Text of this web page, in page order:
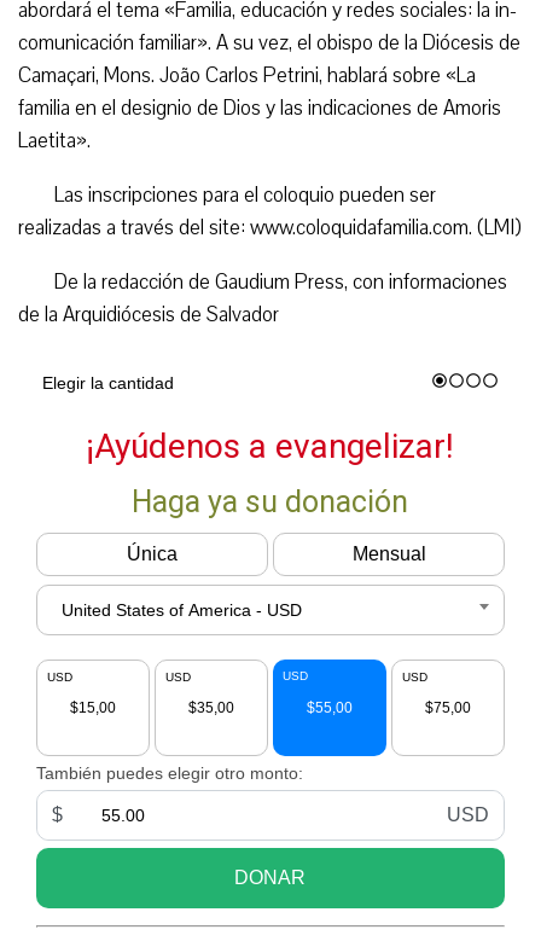
abordará el tema «Familia, educación y redes sociales: la in-
comunicación familiar». A su vez, el obispo de la Diócesis de
Camaçari, Mons. João Carlos Petrini, hablará sobre «La
familia en el designio de Dios y las indicaciones de Amoris
Laetita».
Las inscripciones para el coloquio pueden ser
realizadas a través del site: www.coloquidafamilia.com. (LMI)
De la redacción de Gaudium Press, con informaciones
de la Arquidiócesis de Salvador